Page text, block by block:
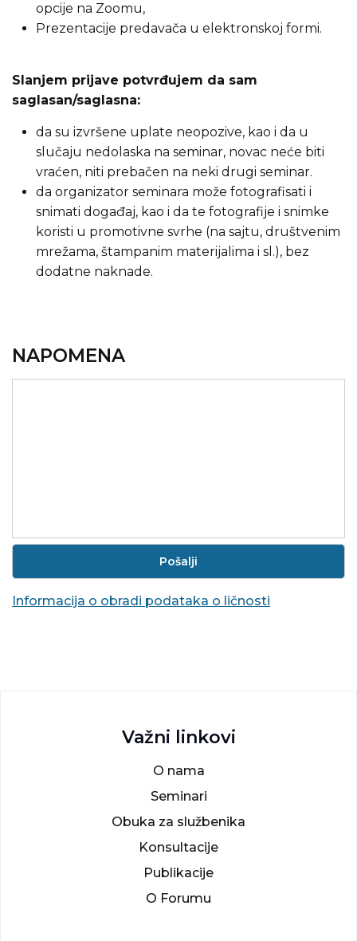
opcije na Zoomu,
Prezentacije predavača u elektronskoj formi.
Slanjem prijave potvrđujem da sam
saglasan/saglasna:
da su izvršene uplate neopozive, kao i da u
slučaju nedolaska na seminar, novac neće biti
vraćen, niti prebačen na neki drugi seminar.
da organizator seminara može fotografisati i
snimati događaj, kao i da te fotografije i snimke
koristi u promotivne svrhe (na sajtu, društvenim
mrežama, štampanim materijalima i sl.), bez
dodatne naknade.
NAPOMENA
Informacija o obradi podataka o ličnosti
Važni linkovi
O nama
Seminari
Obuka za službenika
Konsultacije
Publikacije
O Forumu